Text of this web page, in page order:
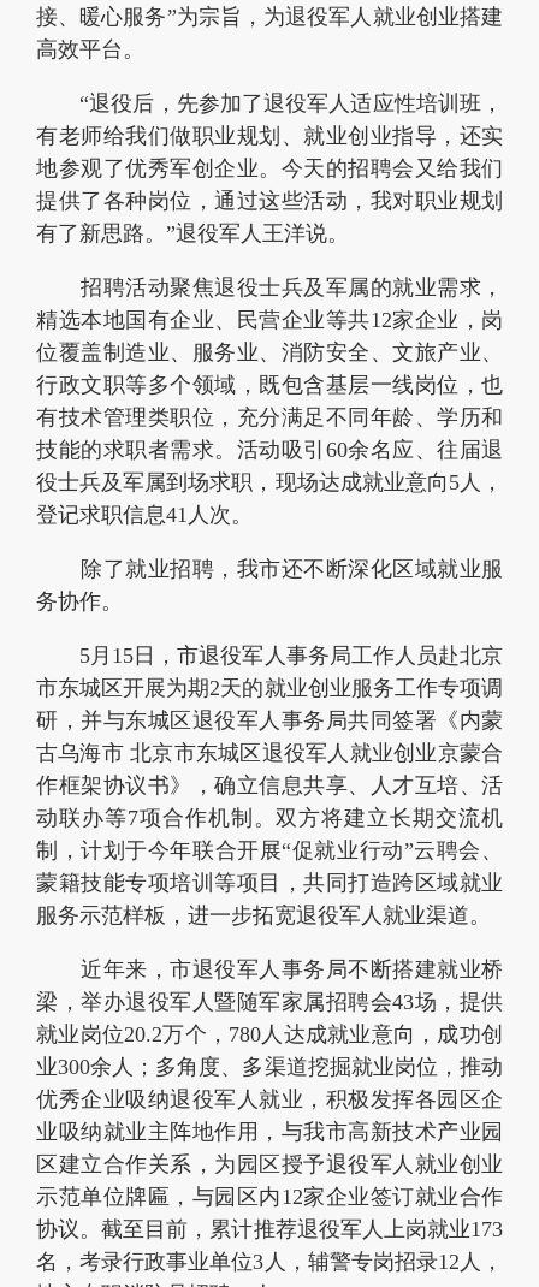
接、暖心服务”为宗旨，为退役军人就业创业搭建
高效平台。
“退役后，先参加了退役军人适应性培训班，
有老师给我们做职业规划、就业创业指导，还实
地参观了优秀军创企业。今天的招聘会又给我们
提供了各种岗位，通过这些活动，我对职业规划
有了新思路。”退役军人王洋说。
招聘活动聚焦退役士兵及军属的就业需求，
精选本地国有企业、民营企业等共12家企业，岗
位覆盖制造业、服务业、消防安全、文旅产业、
行政文职等多个领域，既包含基层一线岗位，也
有技术管理类职位，充分满足不同年龄、学历和
技能的求职者需求。活动吸引60余名应、往届退
役士兵及军属到场求职，现场达成就业意向5人，
登记求职信息41人次。
除了就业招聘，我市还不断深化区域就业服
务协作。
5月15日，市退役军人事务局工作人员赴北京
市东城区开展为期2天的就业创业服务工作专项调
研，并与东城区退役军人事务局共同签署《内蒙
古乌海市 北京市东城区退役军人就业创业京蒙合
作框架协议书》，确立信息共享、人才互培、活
动联办等7项合作机制。双方将建立长期交流机
制，计划于今年联合开展“促就业行动”云聘会、
蒙籍技能专项培训等项目，共同打造跨区域就业
服务示范样板，进一步拓宽退役军人就业渠道。
近年来，市退役军人事务局不断搭建就业桥
梁，举办退役军人暨随军家属招聘会43场，提供
就业岗位20.2万个，780人达成就业意向，成功创
业300余人；多角度、多渠道挖掘就业岗位，推动
优秀企业吸纳退役军人就业，积极发挥各园区企
业吸纳就业主阵地作用，与我市高新技术产业园
区建立合作关系，为园区授予退役军人就业创业
示范单位牌匾，与园区内12家企业签订就业合作
协议。截至目前，累计推荐退役军人上岗就业173
名，考录行政事业单位3人，辅警专岗招录12人，